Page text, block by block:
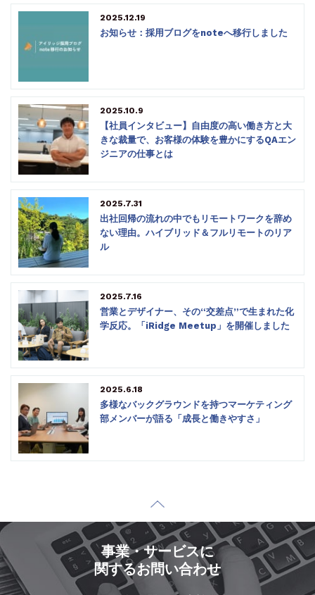
2025.12.19
お知らせ：採用ブログをnoteへ移行しました
2025.10.9
【社員インタビュー】自由度の高い働き方と大
きな裁量で、お客様の体験を豊かにするQAエン
ジニアの仕事とは
2025.7.31
出社回帰の流れの中でもリモートワークを辞め
ない理由。ハイブリッド＆フルリモートのリア
ル
2025.7.16
営業とデザイナー、その“交差点”で生まれた化
学反応。「iRidge Meetup」を開催しました
2025.6.18
多様なバックグラウンドを持つマーケティング
部メンバーが語る「成長と働きやすさ」
事業・サービスに
関するお問い合わせ